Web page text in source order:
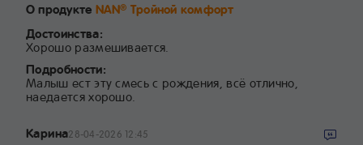
О продукте NAN® Тройной комфорт
Достоинства:
Хорошо размешивается.
Подробности:
Малыш ест эту смесь с рождения, всё отлично,
наедается хорошо.
Карина28-04-2026 12:45